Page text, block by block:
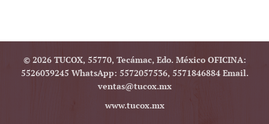
© 2026 TUCOX, 55770, Tecámac, Edo. México OFICINA:
5526039245 WhatsApp: 5572057536, 5571846884 Email.
ventas@tucox.mx
www.tucox.mx